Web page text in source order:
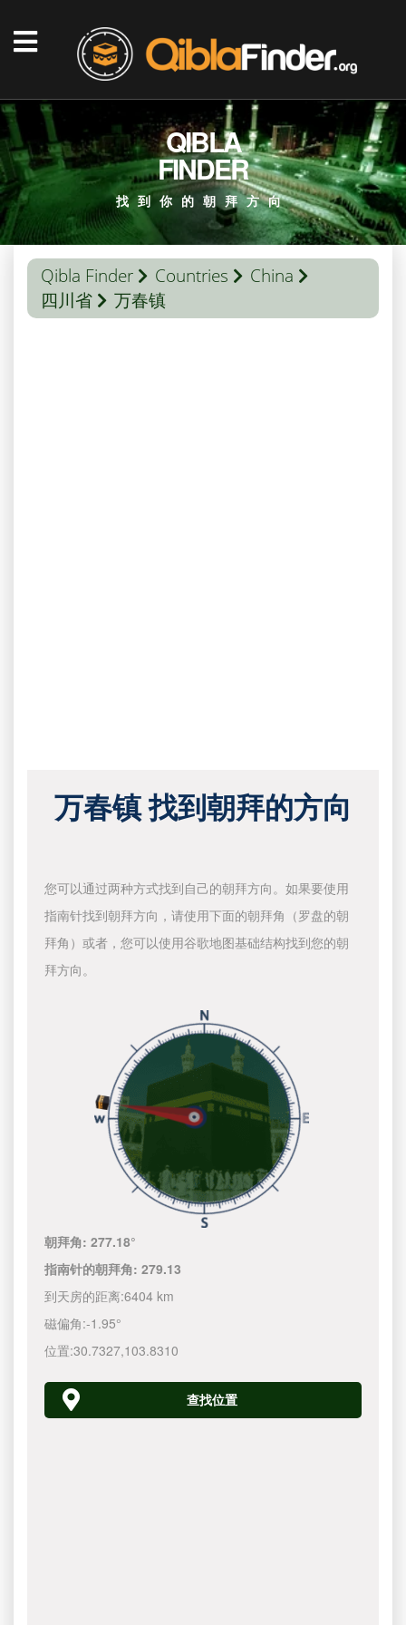
QIBLA
FINDER
找到你的朝拜方向
Qibla Finder Countries
China
四川省
万春镇
万春镇 找到朝拜的方向
您可以通过两种方式找到自己的朝拜方向。如果要使用
指南针找到朝拜方向，请使用下面的朝拜角（罗盘的朝
拜角）或者，您可以使用谷歌地图基础结构找到您的朝
拜方向。
朝拜角:277.18°
指南针的朝拜角:279.13
到天房的距离:6404 km
磁偏角:-1.95°
位置:30.7327,103.8310
查找位置